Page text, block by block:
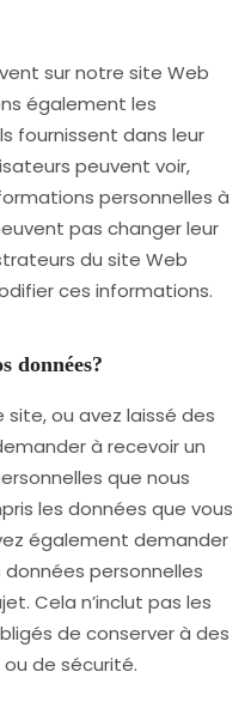
sur notre site Web
également les
fournissent dans leur
peuvent voir,
personnelles à
pas changer leur
du site Web
ces informations.
données?
site, ou avez laissé des
à recevoir un
que nous
les données que vous
également demander
personnelles
Cela n’inclut pas les
de conserver à des
de sécurité.